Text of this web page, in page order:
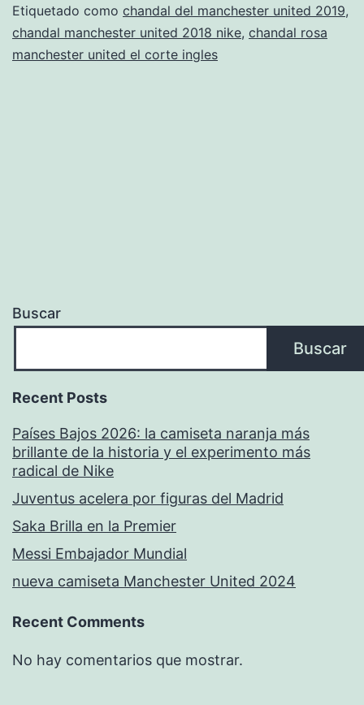
decathlon
Etiquetado como chandal del manchester united 2019,
chandal manchester united 2018 nike, chandal rosa
manchester united el corte ingles
Buscar
Buscar
Recent Posts
Países Bajos 2026: la camiseta naranja más
brillante de la historia y el experimento más
radical de Nike
Juventus acelera por figuras del Madrid
Saka Brilla en la Premier
Messi Embajador Mundial
nueva camiseta Manchester United 2024
Recent Comments
No hay comentarios que mostrar.